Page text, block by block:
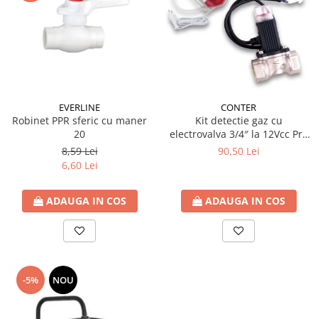
EVERLINE
Robinet PPR sferic cu maner
20
8,59 Lei
6,60 Lei
ADAUGA IN COS
CONTER
Kit detectie gaz cu
electrovalva 3/4″ la 12Vcc Pro
Detect
90,50 Lei
ADAUGA IN COS
-5% NOU